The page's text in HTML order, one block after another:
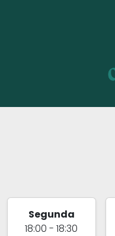
Segunda
18:00 - 18:30